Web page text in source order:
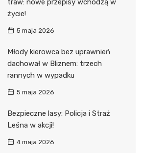
traw: nowe przepisy wchodzą w
życie!
5 maja 2026
Młody kierowca bez uprawnień
dachował w Bliznem: trzech
rannych w wypadku
5 maja 2026
Bezpieczne lasy: Policja i Straż
Leśna w akcji!
4 maja 2026